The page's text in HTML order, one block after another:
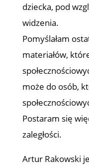
dziecka, pod
widzenia.
Pomyślałam
materiałów,
może do osób,
Postaram się
zaległości.
Artur Rakowski